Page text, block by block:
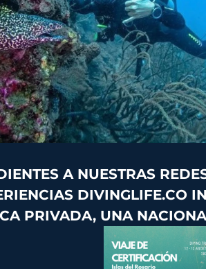
A NUESTRAS
DIVINGLIFE.CO
PRIVADA, UNA